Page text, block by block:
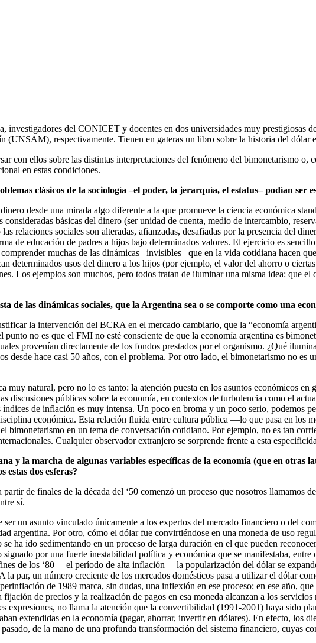
del CONICET y docentes en dos universidades muy prestigiosas
respectivamente. Tienen en gateras un libro sobre la historia del dólar
con ellos sobre las distintas interpretaciones del fenómeno del bimonetarismo
en estas condiciones.
clásicos de la sociología –el poder, la jerarquía, el estatus– podían
desde una mirada algo diferente a la que promueve la ciencia económica
básicas del dinero (ser unidad de cuenta, medio de intercambio,
relaciones sociales son alteradas, afianzadas, desafiadas por la presencia del
de educación de padres a hijos bajo determinados valores. El ejercicio es
muchas de las dinámicas –invisibles– que en la vida cotidiana hacen
determinados usos del dinero a los hijos (por ejemplo, el valor del ahorro o
Los ejemplos son muchos, pero todos tratan de iluminar una misma idea: que
de las dinámicas sociales, que la Argentina sea o se comporte como una
la intervención del BCRA en el mercado cambiario, que la “economía
no es que el FMI no esté consciente de que la economía argentina es
provenían directamente de los fondos prestados por el organismo. ¿Qué
desde hace casi 50 años, con el problema. Por otro lado, el bimonetarismo no es
muy natural, pero no lo es tanto: la atención puesta en los asuntos económicos
públicas sobre la economía, en contextos de turbulencia como el
de inflación es muy intensa. Un poco en broma y un poco serio, podemos
económica. Esta relación fluida entre cultura pública —lo que pasa en
bimonetarismo en un tema de conversación cotidiano. Por ejemplo, no es tan
Cualquier observador extranjero se sorprende frente a esta
y la marcha de algunas variables específicas de la economía (que en otras
estas dos esferas?
de finales de la década del ‘50 comenzó un proceso que nosotros llamamos
sí.
un asunto vinculado únicamente a los expertos del mercado financiero o del
argentina. Por otro, cómo el dólar fue convirtiéndose en una moneda de uso
ha ido sedimentando en un proceso de larga duración en el que pueden
por una fuerte inestabilidad política y económica que se manifestaba, entre
de los ‘80 —el período de alta inflación— la popularización del dólar se
la par, un número creciente de los mercados domésticos pasa a utilizar el dólar
de 1989 marca, sin dudas, una inflexión en ese proceso; en ese año,
de precios y la realización de pagos en esa moneda alcanzan a los
expresiones, no llama la atención que la convertibilidad (1991-2001) haya sido
extendidas en la economía (pagar, ahorrar, invertir en dólares). En efecto, los
de la mano de una profunda transformación del sistema financiero, cuyas